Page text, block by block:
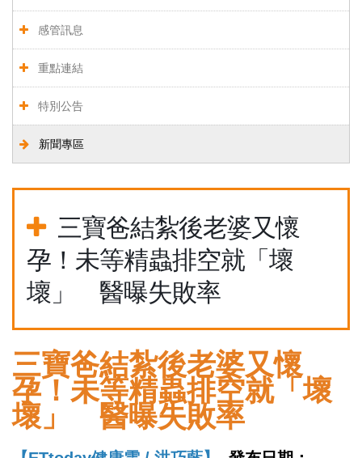
感管訊息
重點連結
特別公告
新聞專區
三寶爸結紮後老婆又懷
孕！未等精蟲排空就「壞
壞」 醫曝失敗率
三寶爸結紮後老婆又懷
孕！未等精蟲排空就「壞
壞」 醫曝失敗率